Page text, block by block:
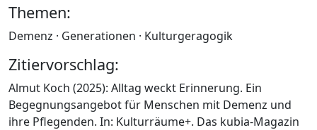
Themen:
Demenz · Generationen · Kulturgeragogik
Zitiervorschlag:
Almut Koch (2025): Alltag weckt Erinnerung. Ein
Begegnungsangebot für Menschen mit Demenz und
ihre Pflegenden. In: Kulturräume+. Das kubia-Magazin